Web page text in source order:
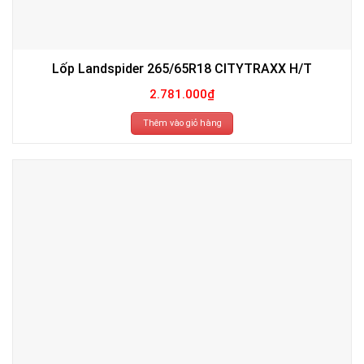
Lốp Landspider 265/65R18 CITYTRAXX H/T
2.781.000₫
Thêm vào giỏ hàng